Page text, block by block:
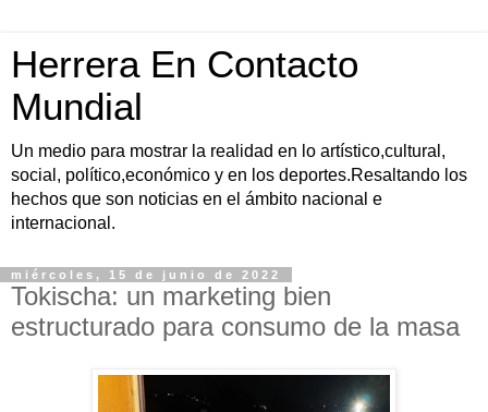
Herrera En Contacto
Mundial
Un medio para mostrar la realidad en lo artístico,cultural,
social, político,económico y en los deportes.Resaltando los
hechos que son noticias en el ámbito nacional e
internacional.
miércoles, 15 de junio de 2022
Tokischa: un marketing bien
estructurado para consumo de la masa